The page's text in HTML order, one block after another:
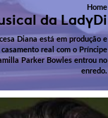
Home
da LadyDi
Diana está em produção e
real com o Príncipe
Parker Bowles entrou no
enredo.